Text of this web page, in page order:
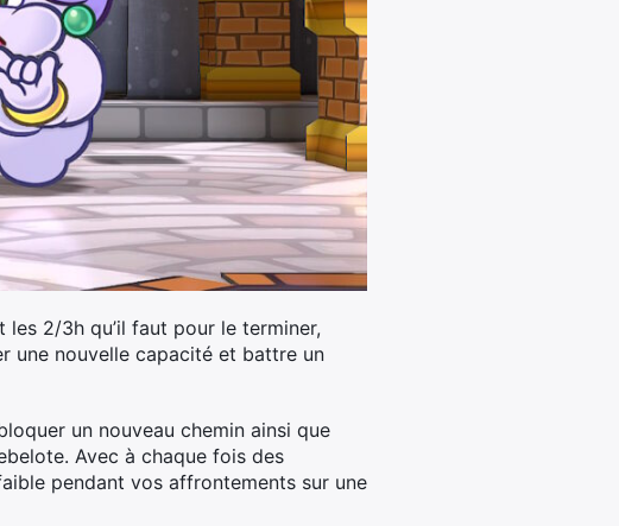
les 2/3h qu’il faut pour le terminer,
une nouvelle capacité et battre un
un nouveau chemin ainsi que
Avec à chaque fois des
pendant vos affrontements sur une